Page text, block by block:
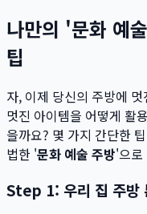
나만의 '문화 예
팁
자, 이제 당신의 주방에 멋
멋진 아이템을 어떻게 활
을까요? 몇 가지 간단한
법한 '문화 예술 주방'으로
Step 1: 우리 집 주방